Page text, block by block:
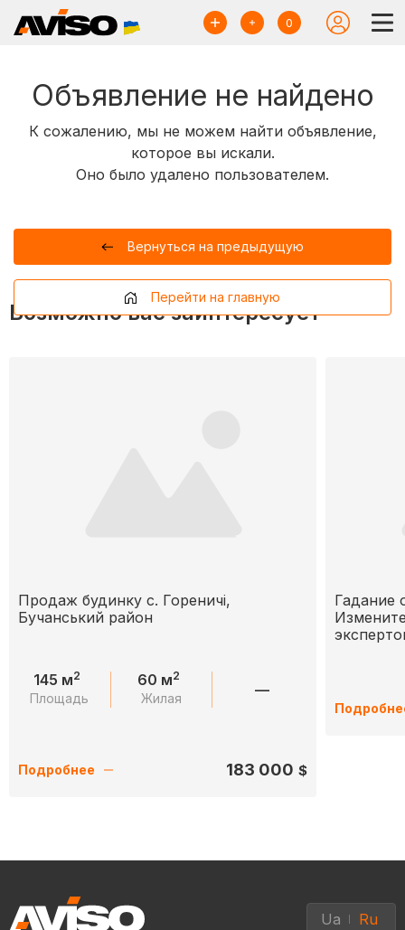
0
Объявление не найдено
К сожалению, мы не можем найти объявление,
которое вы искали.
Оно было удалено пользователем.
Вернуться на предыдущую
Перейти на главную
Возможно вас заинтересует
Продаж будинку с. Гореничі,
Бучанський район
145 м2
Площадь
60 м2
Жилая —
Подробнее 183 000 $
Гадание
Ua Ru